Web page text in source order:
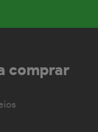
comprar